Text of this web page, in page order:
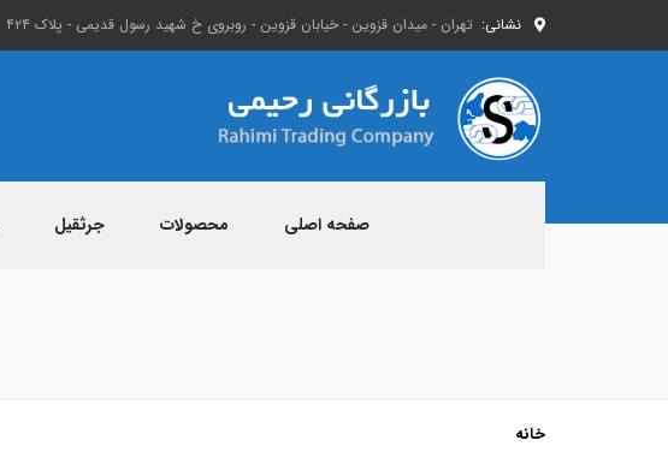
نشانی: تهران - میدان قزوین - خیابان قزوین - روبروی خ شهید رسول قدیمی - پلاک ۴۲۴
صفحه اصلی محصولات جرثقیل
خانه